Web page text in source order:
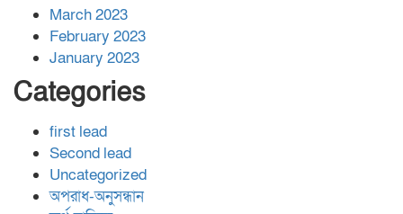
March 2023
February 2023
January 2023
Categories
first lead
Second lead
Uncategorized
অপরাধ-অনুসন্ধান